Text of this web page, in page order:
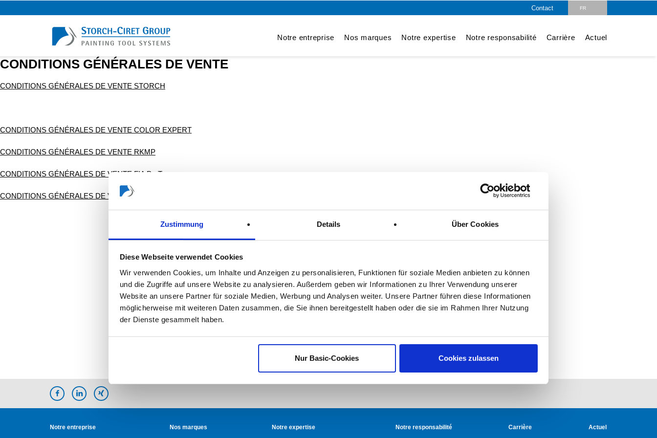
Zustimmung Details Über Cookies
Diese Webseite verwendet Cookies
Wir verwenden Cookies, um Inhalte und Anzeigen zu personalisieren, Funktionen für soziale Medien anbieten zu können
und die Zugriffe auf unsere Website zu analysieren. Außerdem geben wir Informationen zu Ihrer Verwendung unserer
Website an unsere Partner für soziale Medien, Werbung und Analysen weiter. Unsere Partner führen diese Informationen
möglicherweise mit weiteren Daten zusammen, die Sie ihnen bereitgestellt haben oder die sie im Rahmen Ihrer Nutzung
der Dienste gesammelt haben.
Nur Basic-Cookies Cookies zulassen
Contact FR
Notre entreprise Nos marques Notre expertise Notre responsabilité Carrière Actuel
CONDITIONS GÉNÉRALES DE VENTE
CONDITIONS GÉNÉRALES DE VENTE STORCH
CONDITIONS GÉNÉRALES DE VENTE COLOR EXPERT
CONDITIONS GÉNÉRALES DE VENTE RKMP
CONDITIONS GÉNÉRALES DE VENTE FIA ProTeam
CONDITIONS GÉNÉRALES DE VENTE WESTEX
Notre entreprise
Nos marques
Notre expertise
Notre responsabilité
Carrière
Actuel